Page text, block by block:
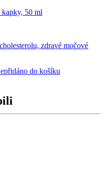
50 ml
zdravé močové
do košíku